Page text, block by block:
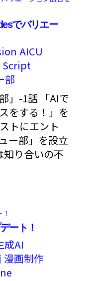
でバリエー
AICU
Script
部
」-1話 「AIで
をする！」を
トにエント
ー部」を設立
知り合いの不
ート！
成AI
漫画制作